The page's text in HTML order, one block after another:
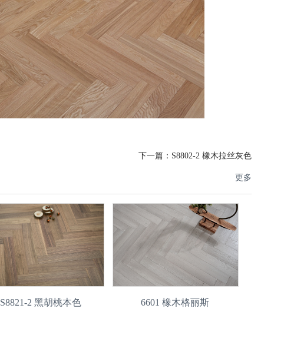
下一篇： S8802-2 橡木拉丝灰色
更多
S8821-2 黑胡桃本色 6601 橡木格丽斯